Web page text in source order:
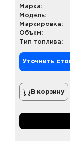
Марка:
Модель:
Маркировка:
Объем:
Тип топлива:
Уточнить
В корзину